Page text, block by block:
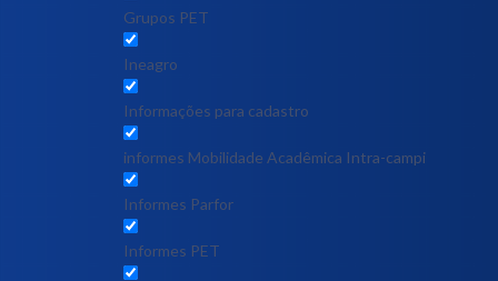
Grupos PET
Ineagro
Informações para cadastro
informes Mobilidade Acadêmica Intra-campi
Informes Parfor
Informes PET